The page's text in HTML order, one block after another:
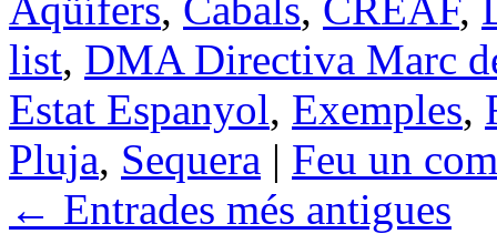
list, DMA Directiva Marc
Estat Espanyol, Exemples,
Pluja, Sequera | Feu un
← Entrades més antigues